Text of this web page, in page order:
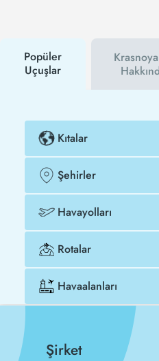
Krasnoyarsk uçak
alabilirsiniz.
Popüler
Uçuşlar
Kıtalar
Şehirler
Havayolları
Rotalar
Havaalanları
Şirket